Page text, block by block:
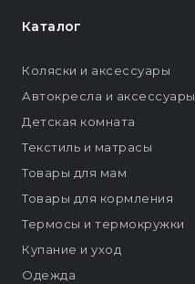
Каталог
Коляски и аксессуары
Автокресла и аксессуары
Детская комната
Текстиль и матрасы
Товары для мам
Товары для кормления
Термосы и термокружки
Купание и уход
Одежда